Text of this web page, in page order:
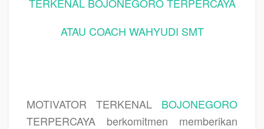
ATAU COACH WAHYUDI SMT
MOTIVATOR TERKENAL BOJONEGORO
TERPERCAYA berkomitmen memberikan